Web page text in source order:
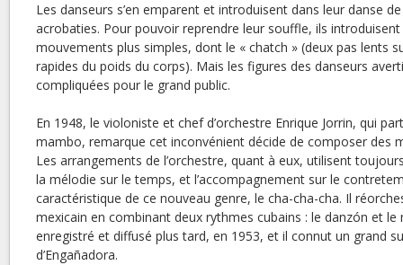
Les danseurs s’en emparent et introduisent dans leur danse
acrobaties. Pour pouvoir reprendre leur souffle, ils
mouvements plus simples, dont le « chatch » (deux pas lents
rapides du poids du corps). Mais les figures des danseurs
compliquées pour le grand public.
En 1948, le violoniste et chef d’orchestre Enrique Jorrin, qui
mambo, remarque cet inconvénient décide de composer des
Les arrangements de l’orchestre, quant à eux, utilisent
la mélodie sur le temps, et l’accompagnement sur le
caractéristique de ce nouveau genre, le cha-cha-cha. Il
mexicain en combinant deux rythmes cubains : le danzón et
enregistré et diffusé plus tard, en 1953, et il connut un grand
d’Engañadora.